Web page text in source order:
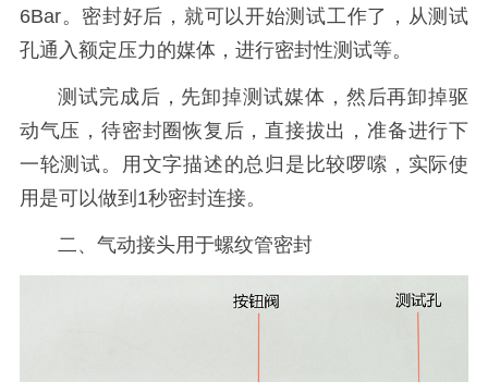
6Bar。密封好后，就可以开始测试工作了，从测试
孔通入额定压力的媒体，进行密封性测试等。
测试完成后，先卸掉测试媒体，然后再卸掉驱
动气压，待密封圈恢复后，直接拔出，准备进行下
一轮测试。用文字描述的总归是比较啰嗦，实际使
用是可以做到1秒密封连接。
二、气动接头用于螺纹管密封